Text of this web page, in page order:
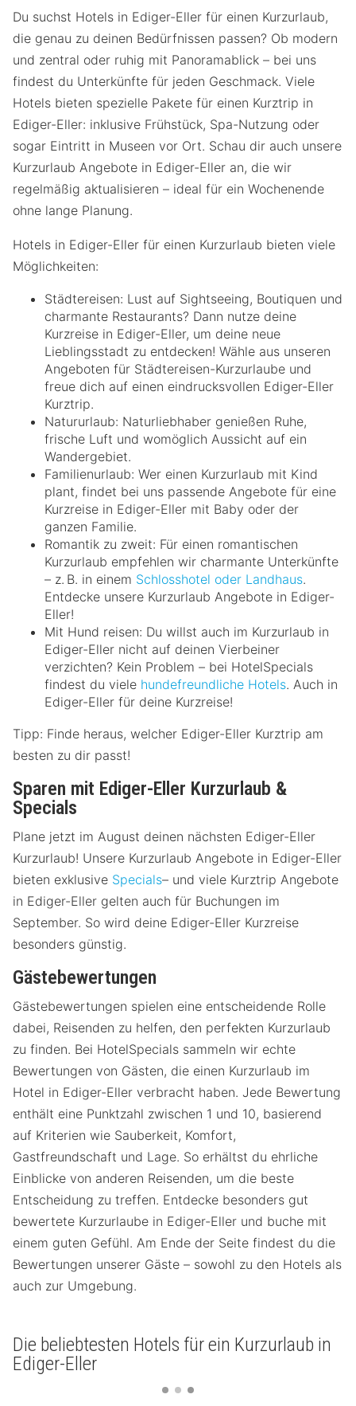
Du suchst Hotels in Ediger-Eller für einen Kurzurlaub,
die genau zu deinen Bedürfnissen passen? Ob modern
und zentral oder ruhig mit Panoramablick – bei uns
findest du Unterkünfte für jeden Geschmack. Viele
Hotels bieten spezielle Pakete für einen Kurztrip in
Ediger-Eller: inklusive Frühstück, Spa-Nutzung oder
sogar Eintritt in Museen vor Ort. Schau dir auch unsere
Kurzurlaub Angebote in Ediger-Eller an, die wir
regelmäßig aktualisieren – ideal für ein Wochenende
ohne lange Planung.
Hotels in Ediger-Eller für einen Kurzurlaub bieten viele
Möglichkeiten:
Städtereisen: Lust auf Sightseeing, Boutiquen und
charmante Restaurants? Dann nutze deine
Kurzreise in Ediger-Eller, um deine neue
Lieblingsstadt zu entdecken! Wähle aus unseren
Angeboten für Städtereisen-Kurzurlaube und
freue dich auf einen eindrucksvollen Ediger-Eller
Kurztrip.
Natururlaub: Naturliebhaber genießen Ruhe,
frische Luft und womöglich Aussicht auf ein
Wandergebiet.
Familienurlaub: Wer einen Kurzurlaub mit Kind
plant, findet bei uns passende Angebote für eine
Kurzreise in Ediger-Eller mit Baby oder der
ganzen Familie.
Romantik zu zweit: Für einen romantischen
Kurzurlaub empfehlen wir charmante Unterkünfte
– z. B. in einem Schlosshotel oder Landhaus.
Entdecke unsere Kurzurlaub Angebote in Ediger-
Eller!
Mit Hund reisen: Du willst auch im Kurzurlaub in
Ediger-Eller nicht auf deinen Vierbeiner
verzichten? Kein Problem – bei HotelSpecials
findest du viele hundefreundliche Hotels. Auch in
Ediger-Eller für deine Kurzreise!
Tipp: Finde heraus, welcher Ediger-Eller Kurztrip am
besten zu dir passt!
Sparen mit Ediger-Eller Kurzurlaub &
Specials
Plane jetzt im August deinen nächsten Ediger-Eller
Kurzurlaub! Unsere Kurzurlaub Angebote in Ediger-Eller
bieten exklusive Specials– und viele Kurztrip Angebote
in Ediger-Eller gelten auch für Buchungen im
September. So wird deine Ediger-Eller Kurzreise
besonders günstig.
Gästebewertungen
Gästebewertungen spielen eine entscheidende Rolle
dabei, Reisenden zu helfen, den perfekten Kurzurlaub
zu finden. Bei HotelSpecials sammeln wir echte
Bewertungen von Gästen, die einen Kurzurlaub im
Hotel in Ediger-Eller verbracht haben. Jede Bewertung
enthält eine Punktzahl zwischen 1 und 10, basierend
auf Kriterien wie Sauberkeit, Komfort,
Gastfreundschaft und Lage. So erhältst du ehrliche
Einblicke von anderen Reisenden, um die beste
Entscheidung zu treffen. Entdecke besonders gut
bewertete Kurzurlaube in Ediger-Eller und buche mit
einem guten Gefühl. Am Ende der Seite findest du die
Bewertungen unserer Gäste – sowohl zu den Hotels als
auch zur Umgebung.
Die beliebtesten Hotels für ein Kurzurlaub in
Ediger-Eller